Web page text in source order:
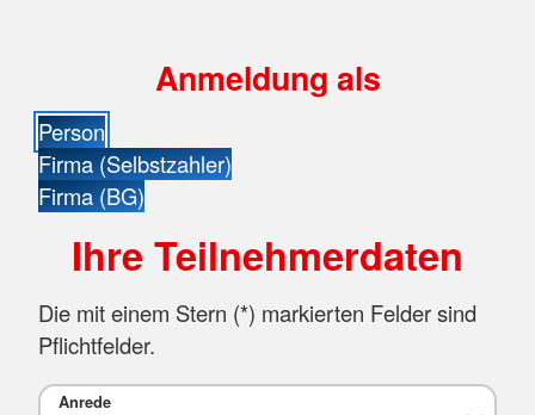
Anmeldung als
Person
Firma (Selbstzahler)
Firma (BG)
Ihre Teilnehmerdaten
Die mit einem Stern (*) markierten Felder sind
Pflichtfelder.
Anrede